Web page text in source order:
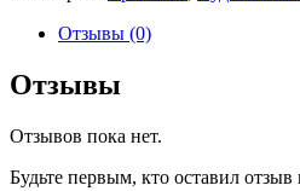
Отзывы (0)
Отзывы
Отзывов пока нет.
Будьте первым, кто оставил